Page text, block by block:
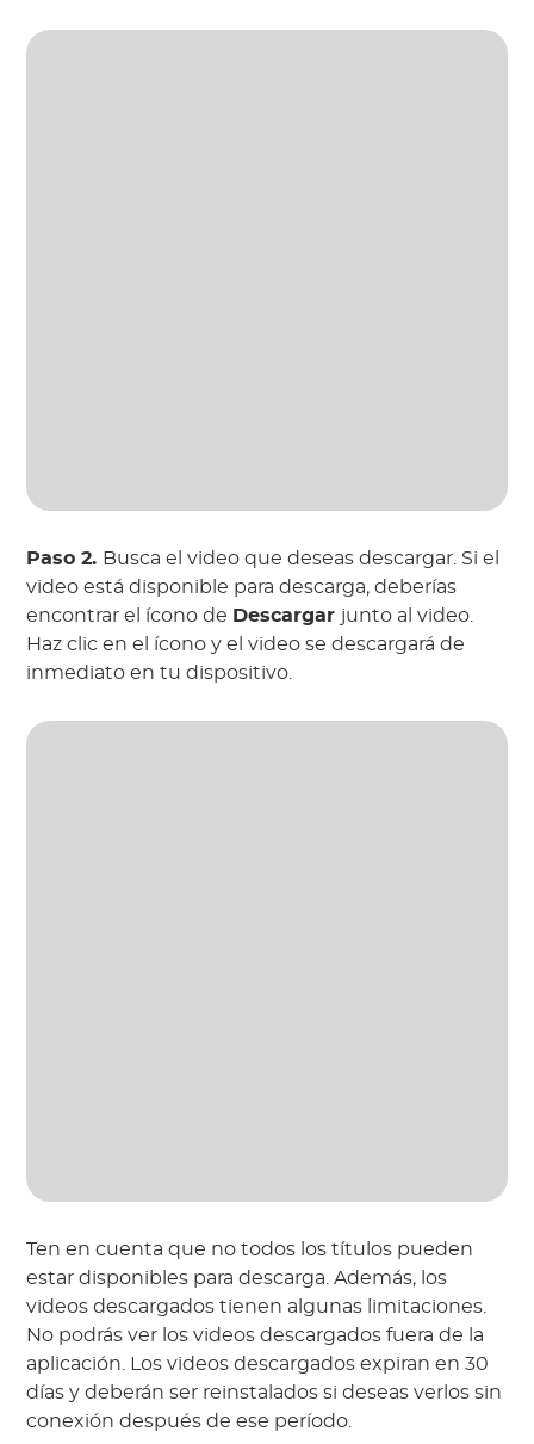
Paso 2. Busca el video que deseas descargar. Si el
video está disponible para descarga, deberías
encontrar el ícono de Descargar junto al video.
Haz clic en el ícono y el video se descargará de
inmediato en tu dispositivo.
Ten en cuenta que no todos los títulos pueden
estar disponibles para descarga. Además, los
videos descargados tienen algunas limitaciones.
No podrás ver los videos descargados fuera de la
aplicación. Los videos descargados expiran en 30
días y deberán ser reinstalados si deseas verlos sin
conexión después de ese período.